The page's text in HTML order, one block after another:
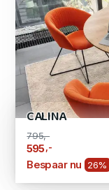
CALINA
795,-
595,-
Bespaar nu 26%